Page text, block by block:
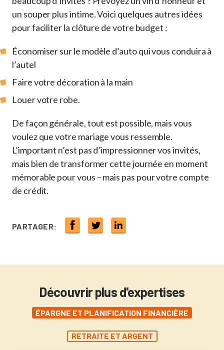
un souper plus intime. Voici quelques autres idées
pour faciliter la clôture de votre budget :
Économiser sur le modèle d’auto qui vous conduira à
l’autel
Faire votre décoration à la main
Louer votre robe.
De façon générale, tout est possible, mais vous
voulez que votre mariage vous ressemble.
L’important n’est pas d’impressionner vos invités,
mais bien de transformer cette journée en moment
mémorable pour vous – mais pas pour votre compte
de crédit.
PARTAGER:
Découvrir plus d'expertises
ÉPARGNE ET PLANIFICATION FINANCIÈRE
RETRAITE ET ARGENT